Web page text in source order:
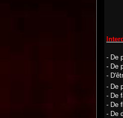
- De
- De
-
- De
- De
- De
- De